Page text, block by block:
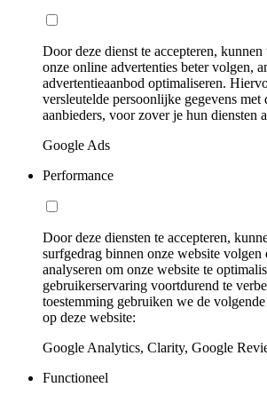
Door deze dienst te accepteren, kunnen
onze online advertenties beter volgen,
advertentieaanbod optimaliseren.
versleutelde persoonlijke gegevens met
aanbieders, voor zover je hun diensten
Google Ads
Performance
Door deze diensten te accepteren,
surfgedrag binnen onze website volgen
analyseren om onze website te
gebruikerservaring voortdurend te
toestemming gebruiken we de
op deze website:
Google Analytics, Clarity, Google
Functioneel